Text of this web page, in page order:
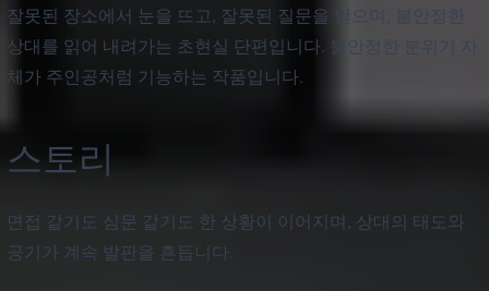
잘못된 장소에서 눈을 뜨고, 잘못된 질문을 받으며, 불안정한
상대를 읽어 내려가는 초현실 단편입니다. 불안정한 분위기 자
체가 주인공처럼 기능하는 작품입니다.
스토리
면접 같기도 심문 같기도 한 상황이 이어지며, 상대의 태도와
공기가 계속 발판을 흔듭니다.